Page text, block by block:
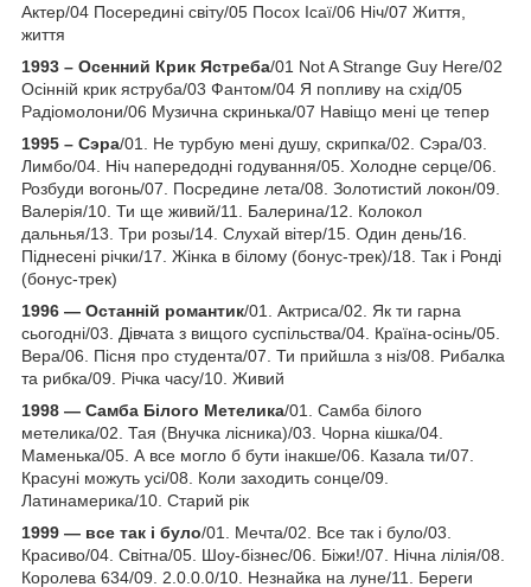
Актер/04 Посередині світу/05 Посох Ісаї/06 Ніч/07 Життя,
життя
1993 – Осенний Крик Ястреба/01 Not A Strange Guy Here/02
Осінній крик яструба/03 Фантом/04 Я попливу на схід/05
Радіомолони/06 Музична скринька/07 Навіщо мені це тепер
1995 – Сэра/01. Не турбую мені душу, скрипка/02. Сэра/03.
Лимбо/04. Ніч напередодні годування/05. Холодне серце/06.
Розбуди вогонь/07. Посредине лета/08. Золотистий локон/09.
Валерія/10. Ти ще живий/11. Балерина/12. Колокол
дальнья/13. Три розы/14. Слухай вітер/15. Один день/16.
Піднесені річки/17. Жінка в білому (бонус-трек)/18. Так і Ронді
(бонус-трек)
1996 — Останній романтик/01. Актриса/02. Як ти гарна
сьогодні/03. Дівчата з вищого суспільства/04. Країна-осінь/05.
Вера/06. Пісня про студента/07. Ти прийшла з ніз/08. Рибалка
та рибка/09. Річка часу/10. Живий
1998 — Самба Білого Метелика/01. Самба білого
метелика/02. Тая (Внучка лісника)/03. Чорна кішка/04.
Маменька/05. А все могло б бути інакше/06. Казала ти/07.
Красуні можуть усі/08. Коли заходить сонце/09.
Латинамерика/10. Старий рік
1999 — все так і було/01. Мечта/02. Все так і було/03.
Красиво/04. Світна/05. Шоу-бізнес/06. Біжи!/07. Нічна лілія/08.
Королева 634/09. 2.0.0.0/10. Незнайка на луне/11. Береги